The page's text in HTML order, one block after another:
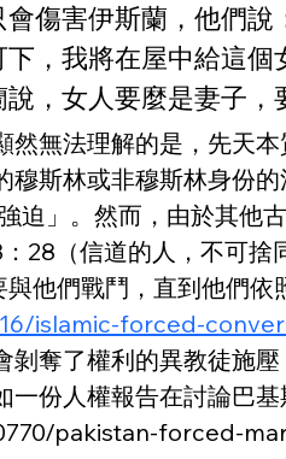
傷害伊斯蘭，他們
，我將在屋中給這
，女人要麼是妻子，
無法理解的是，先天
斯林或非穆斯林身份
迫」。然而，由於其
28（信道的人，不可
他們戰鬥，直到他們
islamic-forced-
奪了權利的異教徒施
份人權報告在討論巴
pakistan-forced-